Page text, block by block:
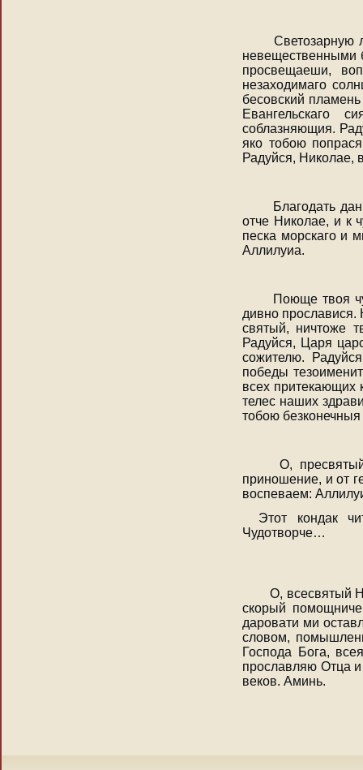
Светозарную
невещественными
просвещаеши,
незаходимаго
бесовский
Евангельскаго
соблазняющия.
яко тобою
Радуйся, Николае,
Благодать
отче Николае, и к
песка морскаго и
Аллилуиа.
Поюще твоя
дивно
святый, ничтоже
Радуйся, Царя
сожителю.
победы
всех притекающих
телес наших
тобою
О, пресвятый
приношение, и от
воспеваем:
Этот кондак
Чудотворче…
О, всесвятый
скорый
даровати ми
словом,
Господа Бога,
прославляю Отца
веков. Аминь.